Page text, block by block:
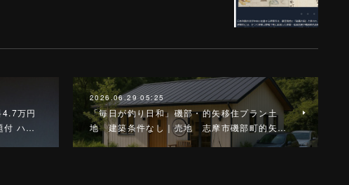
万円
付 ハ…
2026.06.29 05:25
「毎日が釣り日和」磯部・的矢移住プラン土
地 建築条件なし｜売地 志摩市磯部町的矢…